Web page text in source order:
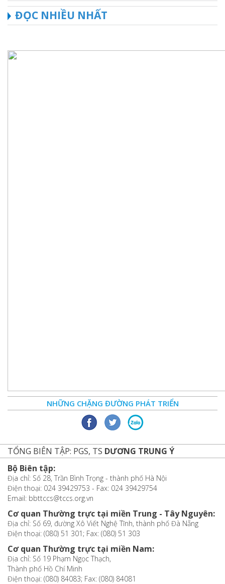
ĐỌC NHIỀU NHẤT
NHỮNG CHẶNG ĐƯỜNG PHÁT TRIỂN
TỔNG BIÊN TẬP: PGS, TS DƯƠNG TRUNG Ý
Bộ Biên tập:
Địa chỉ: Số 28, Trần Bình Trọng - thành phố Hà Nội
Điện thoại: 024 39429753 - Fax: 024 39429754
Email: bbttccs@tccs.org.vn
Cơ quan Thường trực tại miền Trung - Tây Nguyên:
Địa chỉ: Số 69, đường Xô Viết Nghệ Tĩnh, thành phố Đà Nẵng
Điện thoại: (080) 51 301; Fax: (080) 51 303
Cơ quan Thường trực tại miền Nam:
Địa chỉ: Số 19 Phạm Ngọc Thạch,
Thành phố Hồ Chí Minh
Điện thoại: (080) 84083; Fax: (080) 84081